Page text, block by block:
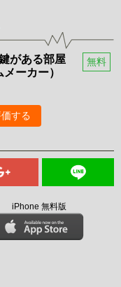
がある部屋
ーカー）
無料
する
iPhone 無料版